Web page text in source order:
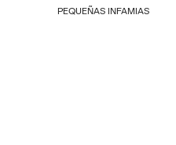
PEQUEÑAS INFAMIAS